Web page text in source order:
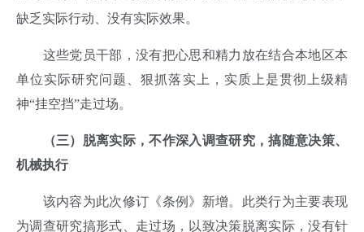
缺乏实际行动、没有实际效果。
这些党员干部，没有把心思和精力放在结合本地区本
单位实际研究问题、狠抓落实上，实质上是贯彻上级精
神“挂空挡”走过场。
（三）脱离实际，不作深入调查研究，搞随意决策、
机械执行
该内容为此次修订《条例》新增。此类行为主要表现
为调查研究搞形式、走过场，以致决策脱离实际，没有针